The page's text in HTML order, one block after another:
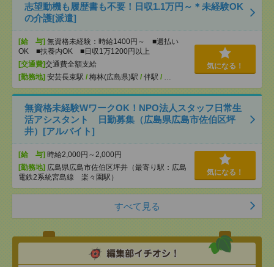
志望動機も履歴書も不要！日収1.1万円～＊未経験OK
の介護[派遣]
[給 与] 無資格未経験：時給1400円～ ■週払い
OK ■扶養内OK ■日収1万1200円以上
[交通費]交通費全額支給
[勤務地] 安芸長束駅 / 梅林(広島県)駅 / 伴駅 /
気になる！
無資格未経験WワークOK！NPO法人スタッフ日常生
活アシスタント 日勤募集（広島県広島市佐伯区坪
井）[アルバイト]
[給 与] 時給2,000円～2,000円
[勤務地] 広島県広島市佐伯区坪井（最寄り駅：広島
電鉄2系統宮島線 楽々園駅）
気になる！
すべて見る